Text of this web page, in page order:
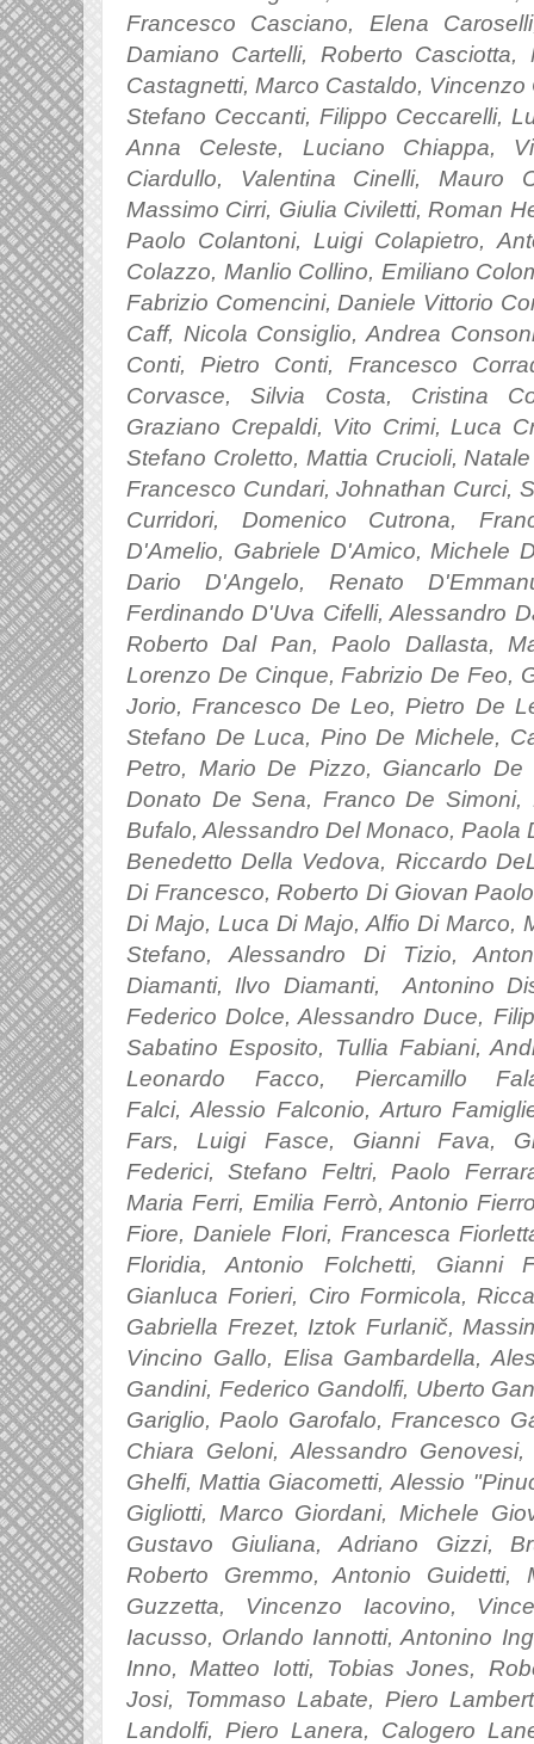
Francesco Casciano, Elena
Damiano Cartelli, Roberto Casciotta,
Castagnetti, Marco Castaldo,
Stefano Ceccanti, Filippo Ceccarelli,
Anna Celeste, Luciano Chiappa,
Ciardullo, Valentina Cinelli, Mauro
Massimo Cirri, Giulia Civiletti, Roman
Paolo Colantoni, Luigi Colapietro,
Colazzo, Manlio Collino, Emiliano
Fabrizio Comencini, Daniele Vittorio
Caff, Nicola Consiglio, Andrea
Conti, Pietro Conti, Francesco
Corvasce, Silvia Costa, Cristina
Graziano Crepaldi, Vito Crimi, Luca
Stefano Croletto, Mattia Crucioli,
Francesco Cundari, Johnathan Curci,
Curridori, Domenico Cutrona,
D'Amelio, Gabriele D'Amico, Michele
Dario D'Angelo, Renato
Ferdinando D'Uva Cifelli, Alessandro
Roberto Dal Pan, Paolo Dallasta,
Lorenzo De Cinque, Fabrizio De Feo,
Jorio, Francesco De Leo, Pietro De
Stefano De Luca, Pino De Michele,
Petro, Mario De Pizzo, Giancarlo
Donato De Sena, Franco De
Bufalo, Alessandro Del Monaco, Paola
Benedetto Della Vedova, Riccardo
Di Francesco, Roberto Di Giovan
Di Majo, Luca Di Majo, Alfio Di Marco,
Stefano, Alessandro Di Tizio,
Diamanti, Ilvo Diamanti, Antonino
Federico Dolce, Alessandro Duce,
Sabatino Esposito, Tullia Fabiani,
Leonardo Facco, Piercamillo
Falci,Alessio Falconio, Arturo
Fars, Luigi Fasce, Gianni Fava,
Federici, Stefano Feltri, Paolo
Maria Ferri, Emilia Ferrò, Antonio
Fiore, Daniele FIori, Francesca
Floridia, Antonio Folchetti, Gianni
Gianluca Forieri, Ciro Formicola,
Gabriella Frezet, Iztok Furlanič,
Vincino Gallo, Elisa Gambardella,
Gandini, Federico Gandolfi, Uberto
Gariglio, Paolo Garofalo, Francesco
Chiara Geloni, Alessandro
Ghelfi, Mattia Giacometti, Alessio
Gigliotti, Marco Giordani, Michele
Gustavo Giuliana, Adriano Gizzi,
Roberto Gremmo, Antonio Guidetti,
Guzzetta, Vincenzo Iacovino,
Iacusso, Orlando Iannotti, Antonino
Inno, Matteo Iotti, Tobias Jones,
Josi, Tommaso Labate, Piero
Landolfi, Piero Lanera, Calogero